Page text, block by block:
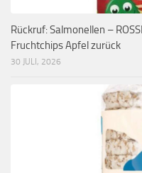
Rückruf: Salmonellen –
Fruchtchips Apfel zurück
30 JULI, 2026